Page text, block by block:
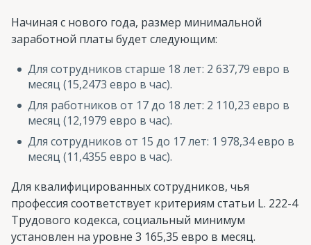
Начиная с нового года, размер минимальной
заработной платы будет следующим:
Для сотрудников старше 18 лет: 2 637,79 евро в
месяц (15,2473 евро в час).
Для работников от 17 до 18 лет: 2 110,23 евро в
месяц (12,1979 евро в час).
Для сотрудников от 15 до 17 лет: 1 978,34 евро в
месяц (11,4355 евро в час).
Для квалифицированных сотрудников, чья
профессия соответствует критериям статьи L. 222-4
Трудового кодекса, социальный минимум
установлен на уровне 3 165,35 евро в месяц.